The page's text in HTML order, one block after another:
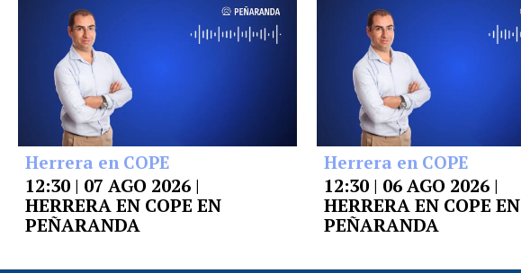
Herrera en COPE
12:30 | 07 AGO 2026 |
HERRERA EN COPE EN
PEÑARANDA
Herrera en COPE
12:30 | 06 AGO 2026 |
HERRERA EN COPE EN
PEÑARANDA